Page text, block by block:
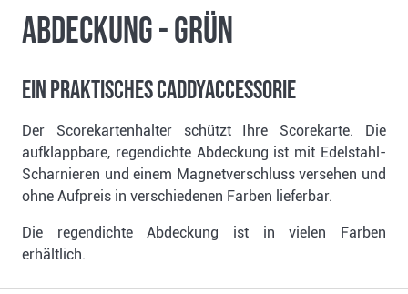
Abdeckung - grün
Ein praktisches Caddyaccessorie
Der Scorekartenhalter schützt Ihre Scorekarte. Die
aufklappbare, regendichte Abdeckung ist mit Edelstahl-
Scharnieren und einem Magnetverschluss versehen und
ohne Aufpreis in verschiedenen Farben lieferbar.
Die regendichte Abdeckung ist in vielen Farben
erhältlich.